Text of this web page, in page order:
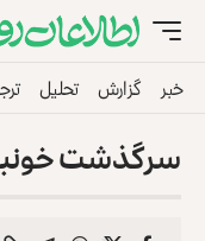
خبر گزارش تحلیل
سرگذشت